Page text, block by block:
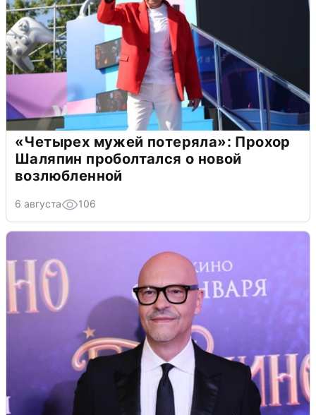
«Четырех мужей потеряла»: Прохор
Шаляпин проболтался о новой
возлюбленной
6 августа 106